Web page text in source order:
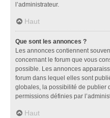
l’administrateur.
Haut
Que sont les annonces ?
Les annonces contiennent
concernant le forum que vous
possible. Les annonces
forum dans lequel elles sont
globales, la possibilité de publier
permissions définies par
Haut